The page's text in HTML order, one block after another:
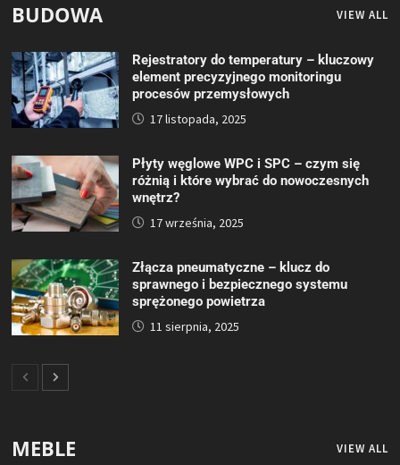
BUDOWA VIEW ALL
Rejestratory do temperatury – kluczowy
element precyzyjnego monitoringu
procesów przemysłowych
17 listopada, 2025
Płyty węglowe WPC i SPC – czym się
różnią i które wybrać do nowoczesnych
wnętrz?
17 września, 2025
Złącza pneumatyczne – klucz do
sprawnego i bezpiecznego systemu
sprężonego powietrza
11 sierpnia, 2025
MEBLE VIEW ALL